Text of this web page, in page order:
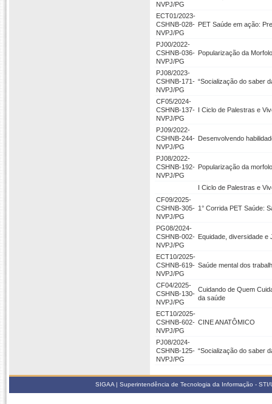
NVPJ/PG
ECT01/2023-
CSHNB-028-
NVPJ/PG
PET Saúde em ação:
PJ00/2022-
CSHNB-036-
NVPJ/PG
Popularização da
PJ08/2023-
CSHNB-171-
NVPJ/PG
“Socialização do saber
CF05/2024-
CSHNB-137-
NVPJ/PG
I Ciclo de Palestras e
PJ09/2022-
CSHNB-244-
NVPJ/PG
Desenvolvendo
PJ08/2022-
CSHNB-192-
NVPJ/PG
Popularização da
I Ciclo de Palestras e
CF09/2025-
CSHNB-305-
NVPJ/PG
1° Corrida PET Saúde:
PG08/2024-
CSHNB-002-
NVPJ/PG
Equidade, diversidade e
ECT10/2025-
CSHNB-619-
NVPJ/PG
Saúde mental dos
CF04/2025-
CSHNB-130-
NVPJ/PG
Cuidando de Quem
da saúde
ECT10/2025-
CSHNB-602-
NVPJ/PG
CINE ANATÔMICO
PJ08/2024-
CSHNB-125-
NVPJ/PG
“Socialização do saber
SIGAA | Superintendência de Tecnologia da Informação -